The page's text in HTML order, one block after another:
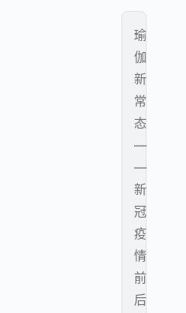
瑜
伽
新
常
态
—
—
新
冠
疫
情
前
后